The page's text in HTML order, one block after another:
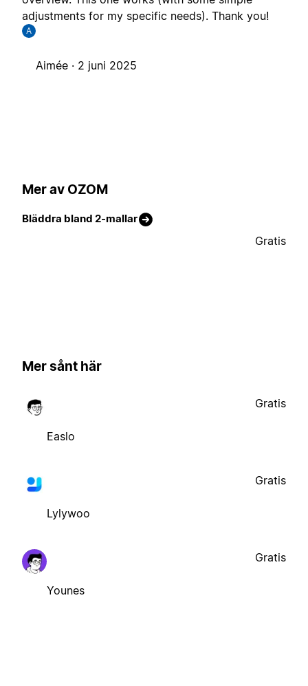
adjustments for my specific needs). Thank you!
A
Aimée · 2 juni 2025
Mer av OZOM
Bläddra bland 2-mallar
Gratis
Mer sånt här
Easlo
Gratis
Lylywoo
Gratis
Younes
Gratis